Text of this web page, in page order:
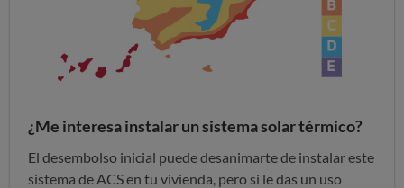
¿Me interesa instalar un sistema solar térmico?
El desembolso inicial puede desanimarte de instalar este
sistema de ACS en tu vivienda, pero si le das un uso